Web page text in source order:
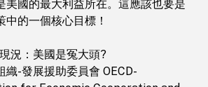
美國的最大利益所在。這應該也要是
中的一個核心目標！
況：美國是冤大頭?
織-發展援助委員會 OECD-